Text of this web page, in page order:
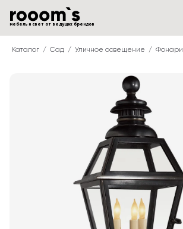
мебель и свет от ведущих брендов
Каталог Сад Уличное освещение Фонари